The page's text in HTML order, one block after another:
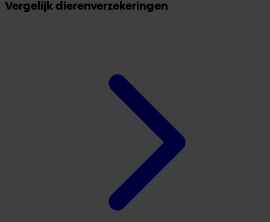
Vergelijk dierenverzekeringen